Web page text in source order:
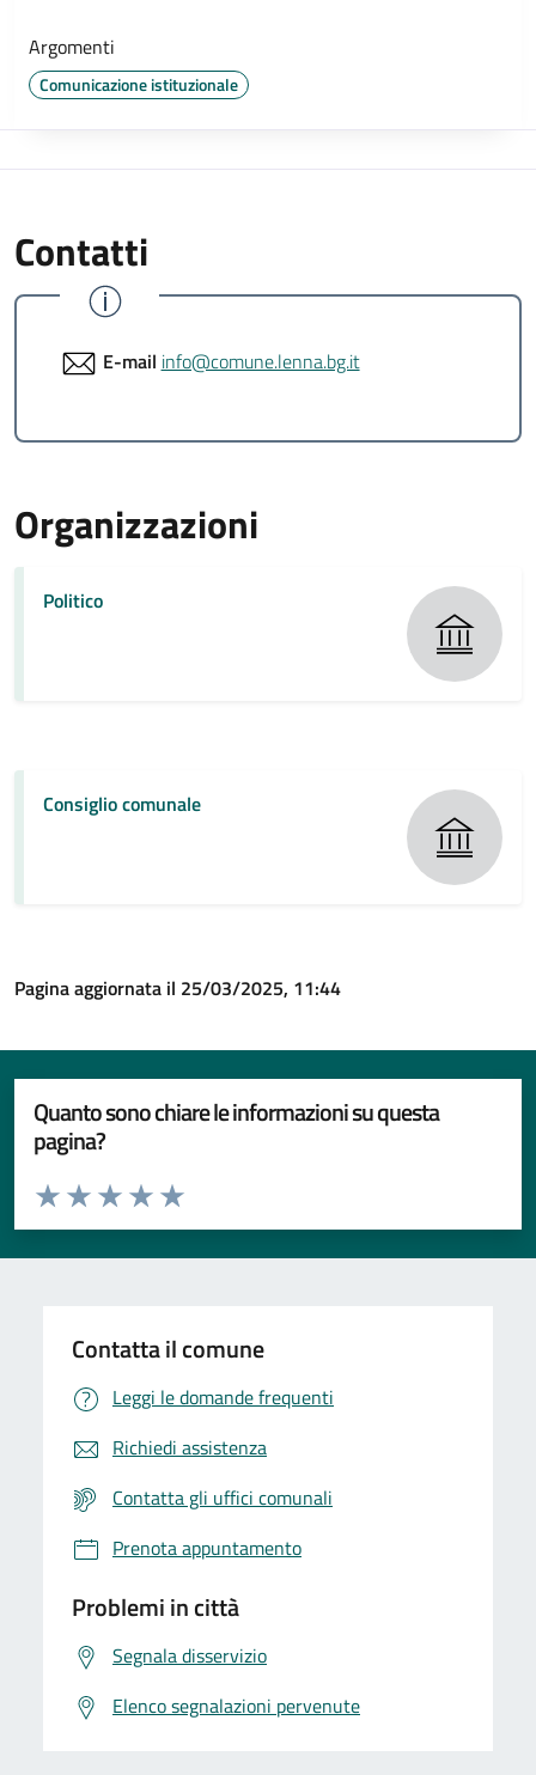
Argomenti
Comunicazione istituzionale
Contatti
E-mail info@comune.lenna.bg.it
Organizzazioni
Politico
Consiglio comunale
Pagina aggiornata il 25/03/2025, 11:44
Quanto sono chiare le informazioni su questa
pagina?
Valuta da 1 a 5 stelle la pagina
Valuta 5 stelle su 5
Valuta 4 stelle su 5
Valuta 3 stelle su 5
Valuta 2 stelle su 5
Valuta 1 stelle su 5
Contatta il comune
Leggi le domande frequenti
Richiedi assistenza
Contatta gli uffici comunali
Prenota appuntamento
Problemi in città
Segnala disservizio
Elenco segnalazioni pervenute